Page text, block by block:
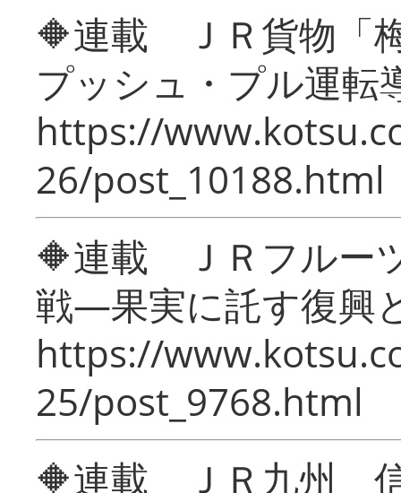
🔶連載 ＪＲ貨物「
プッシュ・プル運転
https://
26/post_10188.html
🔶連載 ＪＲフルー
戦―果実に託す復興
https://
25/post_9768.html
🔶連載 ＪＲ九州 信